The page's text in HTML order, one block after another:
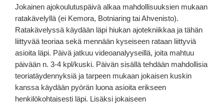
Jokainen ajokoulutuspäivä alkaa mahdollisuuksien mukaan
ratakävelyllä (ei Kemora, Botniaring tai Ahvenisto).
Ratakävelyssä käydään läpi hiukan ajotekniikkaa ja tähän
liittyvää teoriaa sekä mennään kyseiseen rataan liittyviä
asioita läpi. Päivä jatkuu videoanalyyseillä, joita mahtuu
päivään n. 3-4 kpl/kuski. Päivän sisällä tehdään mahdollisia
teoriatäydennyksiä ja tarpeen mukaan jokaisen kuskin
kanssa käydään pyörän luona asioita erikseen
henkilökohtaisesti läpi. Lisäksi jokaiseen